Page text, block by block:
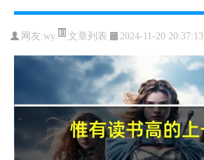
网友:wy 文章列表 2024-11-20 20:37:13